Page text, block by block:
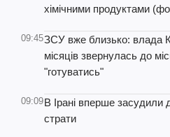
хімічними продуктами
09:45ЗСУ вже близько: влада
місяців звернулась до
"готуватись"
09:09В Ірані вперше засудили
страти